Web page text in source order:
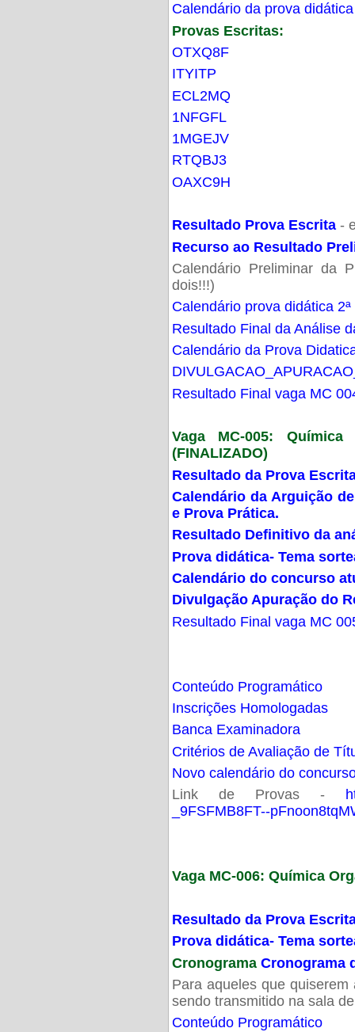
Calendário da prova didática
Provas Escritas:
OTXQ8F
ITYITP
ECL2MQ
1NFGFL
1MGEJV
RTQBJ3
OAXC9H
Resultado Prova Escrita -
Recurso ao Resultado
Calendário Preliminar da
dois!!!)
Calendário prova didática
Resultado Final da Análise
Calendário da Prova
Resultado Final vaga MC
Vaga MC-005:
(FINALIZADO)
Resultado da Prova
Calendário da Arguição
e Prova Prática.
Resultado Definitivo da
Prova didática- Tema
Calendário do concurso
Divulgação Apuração do
Resultado Final vaga MC
Conteúdo Programático
Inscrições Homologadas
Banca Examinadora
Critérios de Avaliação de
Novo calendário do
Link de Provas -
_9FSFMB8FT--
Vaga MC-006: Química
Resultado da Prova
Prova didática- Tema
Cronograma Cronograma
Para aqueles que
sendo transmitido na sala
Conteúdo Programático